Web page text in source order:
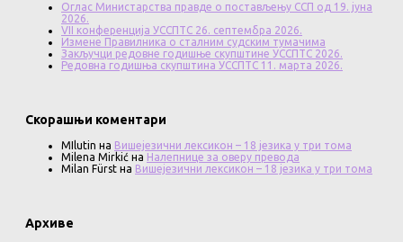
Оглас Министарства правде о постављењу ССП од 19. јуна
2026.
VII конференција УССПТС 26. септембра 2026.
Измене Правилника о сталним судским тумачима
Закључци редовне годишње скупштине УССПТС 2026.
Редовна годишња скупштина УССПТС 11. марта 2026.
Скорашњи коментари
MIlutin на Вишејезични лексикон – 18 језика у три тома
Milena Mirkić на Налепнице за оверу превода
Milan Fürst на Вишејезични лексикон – 18 језика у три тома
Архиве